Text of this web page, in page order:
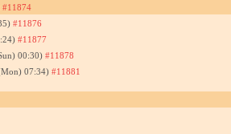
#11874
#11876
#11877
00:30) #11878
07:34) #11881